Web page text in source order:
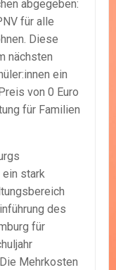
abgegeben:
für alle
Diese
nächsten
ein
von 0 Euro
für Familien
ein stark
des
für
Mehrkosten